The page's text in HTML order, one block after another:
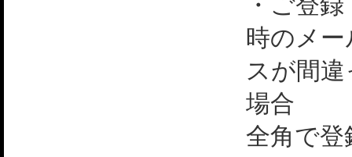
時のメ
スが間
場合
全角で